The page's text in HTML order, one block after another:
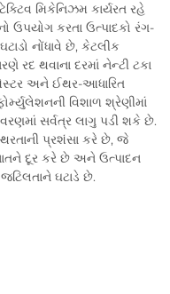
મિકેનિઝમ કાર્યરત રહે
કરતા ઉત્પાદકો રંગ-
નોંધાવે છે, કેટલીક
રદ થવાના દરમાં નેન્ટી ટકા
અને ઈથર-આધારિત
વિશાળ શ્રેણીમાં
સર્વત્ર લાગુ પડી શકે છે.
પ્રશંસા કરે છે, જે
દૂર કરે છે અને ઉત્પાદન
ઘટાડે છે.